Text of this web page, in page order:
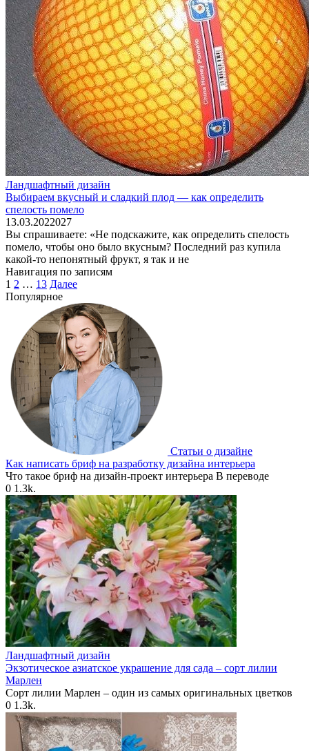
Ландшафтный дизайн
Выбираем вкусный и сладкий плод — как определить
спелость помело
13.03.2022027
Вы спрашиваете: «Не подскажите, как определить спелость
помело, чтобы оно было вкусным? Последний раз купила
какой-то непонятный фрукт, я так и не
Навигация по записям
1 2 … 13 Далее
Популярное
Статьи о дизайне
Как написать бриф на разработку дизайна интерьера
Что такое бриф на дизайн-проект интерьера В переводе
0 1.3k.
Ландшафтный дизайн
Экзотическое азиатское украшение для сада – сорт лилии
Марлен
Сорт лилии Марлен – один из самых оригинальных цветков
0 1.3k.